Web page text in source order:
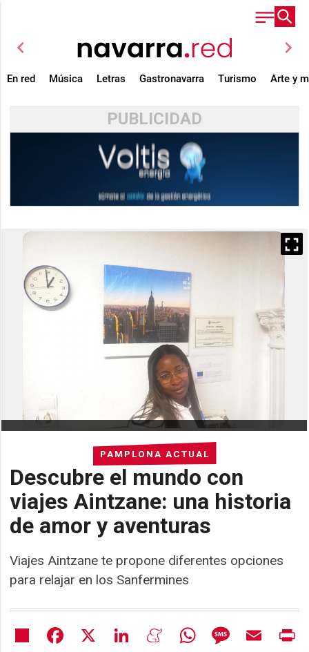
chevron_left chevron_right
En red Música Letras Gastronavarra Turismo Arte y
PUBLICIDAD
PAMPLONA ACTUAL
Descubre el mundo con
viajes Aintzane: una historia
de amor y aventuras
Viajes Aintzane te propone diferentes opciones
para relajar en los Sanfermines
Share Facebook LinkedIn MeneameWhatsAppMessageEmail